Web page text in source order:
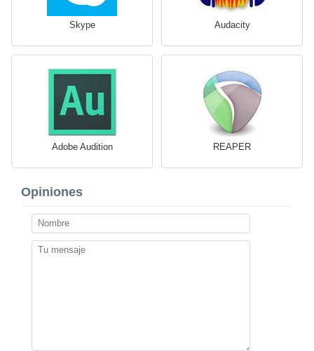
Skype Audacity
Adobe Audition REAPER
Opiniones